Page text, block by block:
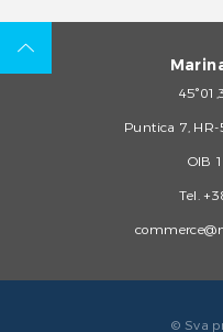
Puntica 7,
OIB
Tel.
© Sva